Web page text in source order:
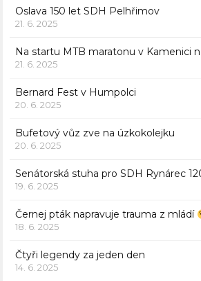
Oslava 150 let SDH Pelhřimov
21. 6. 2025
Na startu MTB maratonu v Kamenici
21. 6. 2025
Bernard Fest v Humpolci
20. 6. 2025
Bufetový vůz zve na úzkokolejku
20. 6. 2025
Senátorská stuha pro SDH Rynárec
19. 6. 2025
Černej pták napravuje trauma z mládí
18. 6. 2025
Čtyři legendy za jeden den
14. 6. 2025